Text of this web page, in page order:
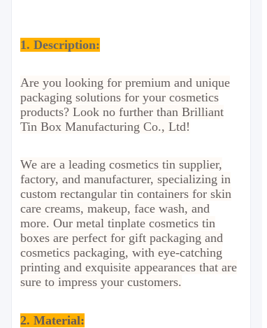
1. Description:
Are you looking for premium and unique
packaging solutions for your cosmetics
products? Look no further than Brilliant
Tin Box Manufacturing Co., Ltd!
We are a leading cosmetics tin supplier,
factory, and manufacturer, specializing in
custom rectangular tin containers for skin
care creams, makeup, face wash, and
more. Our metal tinplate cosmetics tin
boxes are perfect for gift packaging and
cosmetics packaging, with eye-catching
printing and exquisite appearances that are
sure to impress your customers.
2. Material: